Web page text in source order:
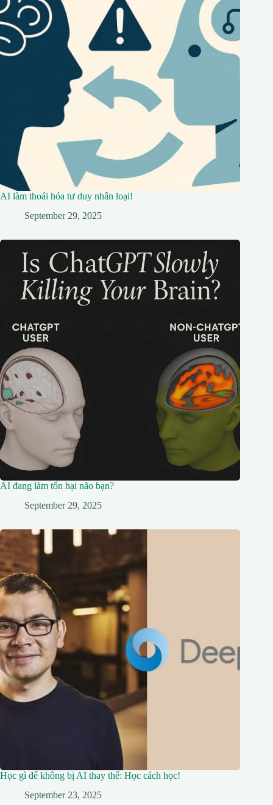
AI làm thoái hóa tư duy nhân loại!
September 29, 2025
AI đang làm tổn hại não bạn?
September 29, 2025
Học gì để không bị AI thay thế: Học cách học!
September 23, 2025